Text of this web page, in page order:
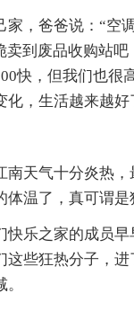
，爸爸说：“空
卖到废品收购站
快，但我们也很
，生活越来越好
天气十分炎热，
温了，真可谓是
乐之家的成员早
这些狂热分子，